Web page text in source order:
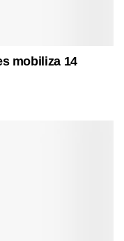
mobiliza 14